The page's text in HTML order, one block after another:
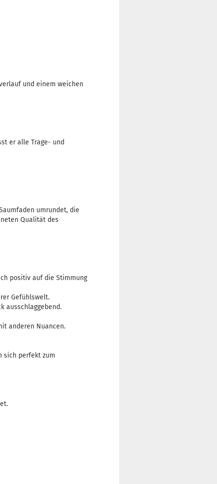
und einem weichen
er alle Trage- und
umrundet, die
Qualität des
positiv auf die Stimmung
Gefühlswelt.
ausschlaggebend.
anderen Nuancen.
sich perfekt zum